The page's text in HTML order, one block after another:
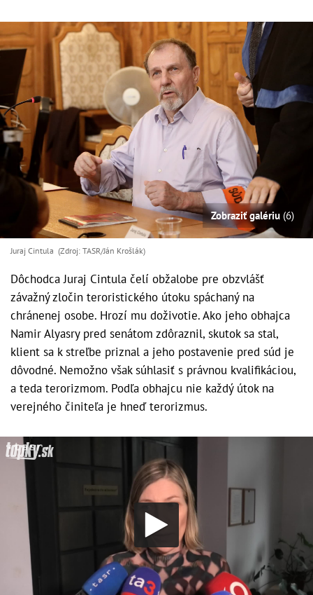
Zobraziť galériu (6)
Juraj Cintula (Zdroj: TASR/Ján Krošlák)
Dôchodca Juraj Cintula čelí obžalobe pre obzvlášť
závažný zločin teroristického útoku spáchaný na
chránenej osobe. Hrozí mu doživotie. Ako jeho obhajca
Namir Alyasry pred senátom zdôraznil, skutok sa stal,
klient sa k streľbe priznal a jeho postavenie pred súd je
dôvodné. Nemožno však súhlasiť s právnou kvalifikáciou,
a teda terorizmom. Podľa obhajcu nie každý útok na
verejného činiteľa je hneď terorizmus.